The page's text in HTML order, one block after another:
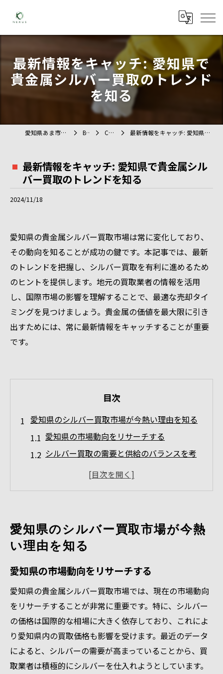
最新情報をキャッチ: 愛知県で
貴金属シルバー買取のトレンド
を知る
愛知県あま市の不用品回収ならTAG BLOG COLUMN 最新情報をキャッチ: 愛知県で貴金属シルバー買取のトレンドを知る
最新情報をキャッチ: 愛知県で貴金属シル
バー買取のトレンドを知る
2024/11/18
愛知県の貴金属シルバー買取市場は常に変化しており、
その動向を知ることが成功の鍵です。本記事では、最新
のトレンドを把握し、シルバー買取を有利に進めるため
のヒントを提供します。地元の買取業者の情報を活用
し、国際市場の影響を理解することで、最適な売却タイ
ミングを見つけましょう。貴金属の価値を最大限に引き
出すためには、常に最新情報をキャッチすることが重要
です。
目次
愛知県のシルバー買取市場が今熱い理由を知る
愛知県の市場動向をリサーチする
シルバー買取の需要と供給のバランスを考
る
愛知県で人気のシルバーアイテムとは
地元イベントがシルバー買取に及ぼす影響
レンド
貴金属専門家によるトレンド分析
最新の買取技術とその利点
シルバーアイテムの価値を高める方法
環境に優しい買取方法の採用
愛知県のシルバー買取市場が今熱
い理由を知る
愛知県の市場動向をリサーチする
愛知県の貴金属シルバー買取市場では、現在の市場動向
をリサーチすることが非常に重要です。特に、シルバー
の価格は国際的な相場に大きく依存しており、これによ
り愛知県内の買取価格も影響を受けます。最近のデータ
によると、シルバーの需要が高まっていることから、買
取業者は積極的にシルバーを仕入れようとしています。